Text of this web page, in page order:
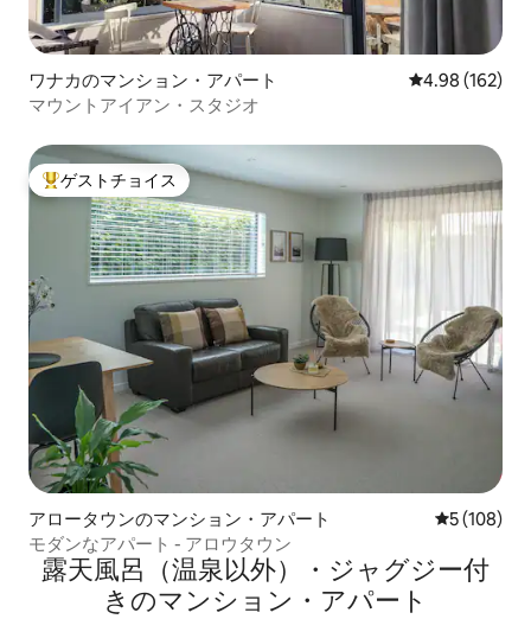
ワナカのマンション・アパート レビュー162
4.98 (162)
マウントアイアン・スタジオ
大好評のゲストチョイスです。
ゲストチョイス
アロータウンのマンション・アパート レビュー
5 (108)
モダンなアパート - アロウタウン
露天風呂（温泉以外）・ジャグジー付
きのマンション・アパート